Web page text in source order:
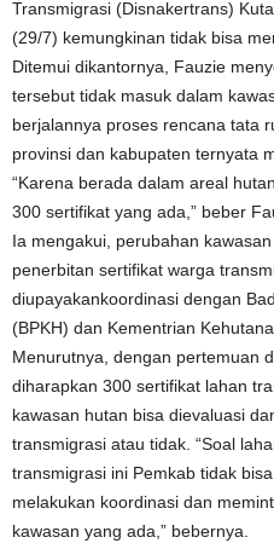
Transmigrasi (Disnakertrans)
(29/7) kemungkinan tidak bisa
Ditemui dikantornya, Fauzie
tersebut tidak masuk dalam
berjalannya proses rencana tata
provinsi dan kabupaten ternyata
“Karena berada dalam areal
300 sertifikat yang ada,” beber
Ia mengakui, perubahan
penerbitan sertifikat warga
diupayakankoordinasi dengan
(BPKH) dan Kementrian
Menurutnya, dengan pertemuan
diharapkan 300 sertifikat lahan
kawasan hutan bisa dievaluasi
transmigrasi atau tidak. “Soal
transmigrasi ini Pemkab tidak
melakukan koordinasi dan
kawasan yang ada,” bebernya.